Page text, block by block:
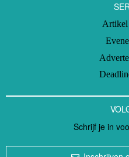
Artikel
Schrijf je in